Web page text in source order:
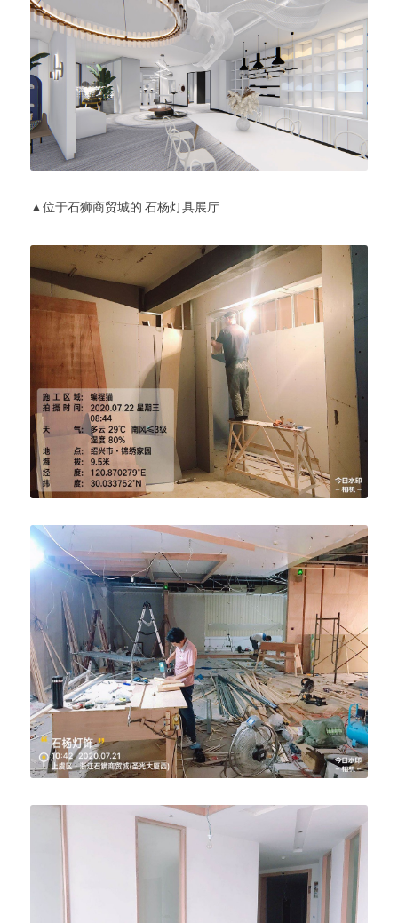
▲位于石狮商贸城的 石杨灯具展厅